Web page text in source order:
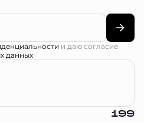
и даю согласие
данных
199